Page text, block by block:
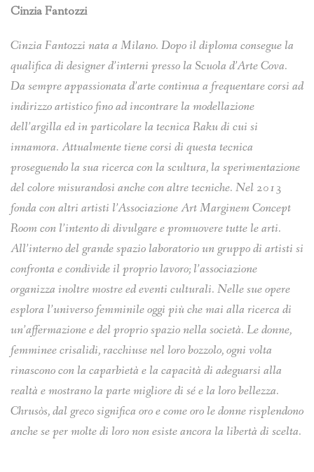
Cinzia Fantozzi
Cinzia Fantozzi nata a Milano. Dopo il diploma consegue la
qualifica di designer d’interni presso la Scuola d’Arte Cova.
Da sempre appassionata d’arte continua a frequentare corsi ad
indirizzo artistico fino ad incontrare la modellazione
dell’argilla ed in particolare la tecnica Raku di cui si
innamora. Attualmente tienecorsi di questa tecnica
proseguendo la sua ricerca con la scultura, la sperimentazione
del coloremisurandosi anche con altre tecniche. Nel 2013
fonda con altri artisti l’Associazione Art Marginem Concept
Room con l’intento di divulgare e promuovere tutte le arti.
All’interno del grande spazio laboratorio un gruppo di artisti si
confronta e condivide il proprio lavoro; l’associazione
organizza inoltre mostre ed eventi culturali. Nelle sue opere
esplora l’universo femminile oggi più che mai alla ricerca di
un’affermazione e delproprio spazio nella società. Le donne,
femminee crisalidi, racchiuse nel loro bozzolo, ogni volta
rinascono con la caparbietà e la capacità di adeguarsi alla
realtà e mostrano la parte migliore di sé e la loro bellezza.
Chrusòs,dal greco significa oro e come oro le donne risplendono
anche se per molte di loro non esiste ancora la libertà di scelta.